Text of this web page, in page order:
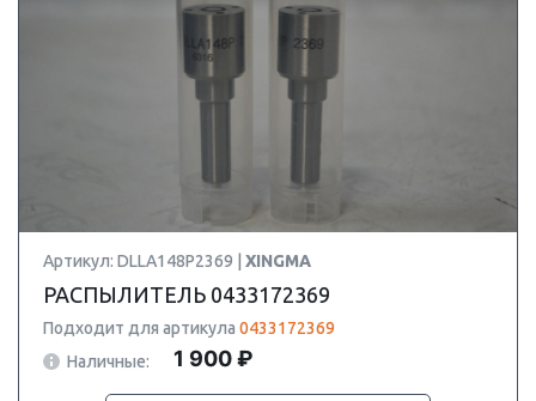
Артикул: DLLA148P2369 | XINGMA
РАСПЫЛИТЕЛЬ 0433172369
Подходит для артикула 0433172369
Наличные:
1 900 ₽